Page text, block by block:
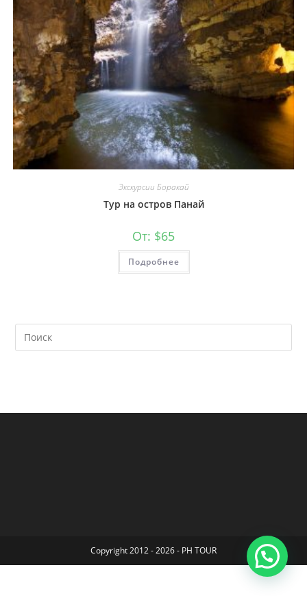
Экскурсии Боракай
Тур на остров Панай
От: $65
Подробнее
Copyright 2012 - 2026 - PH TOUR